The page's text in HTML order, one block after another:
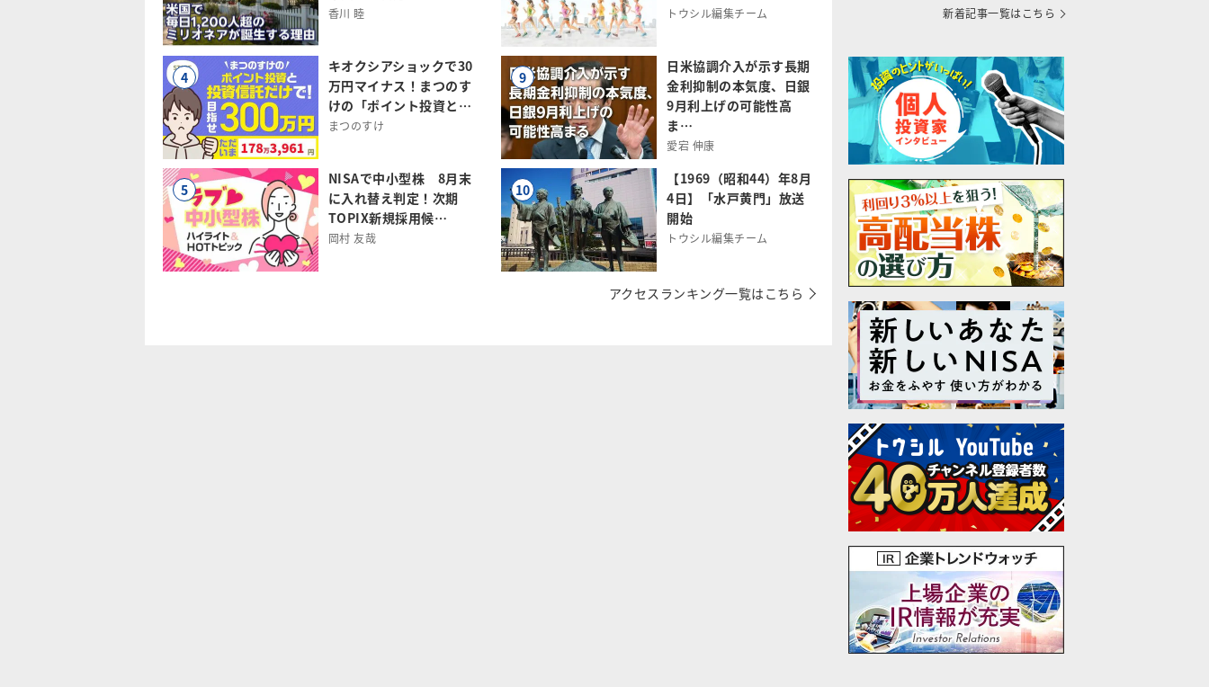
香川 睦
4
キオクシアショックで30
万円マイナス！まつのす
けの「ポイント投資と…
まつのすけ
5
NISAで中小型株 8月末
に入れ替え判定！次期
TOPIX新規採用候…
岡村 友哉
トウシル編集チーム
9
日米協調介入が示す長期
金利抑制の本気度、日銀
9月利上げの可能性高
ま…
愛宕 伸康
10
【1969（昭和44）年8月
4日】「水戸黄門」放送
開始
トウシル編集チーム
アクセスランキング一覧はこちら
新着記事一覧はこちら